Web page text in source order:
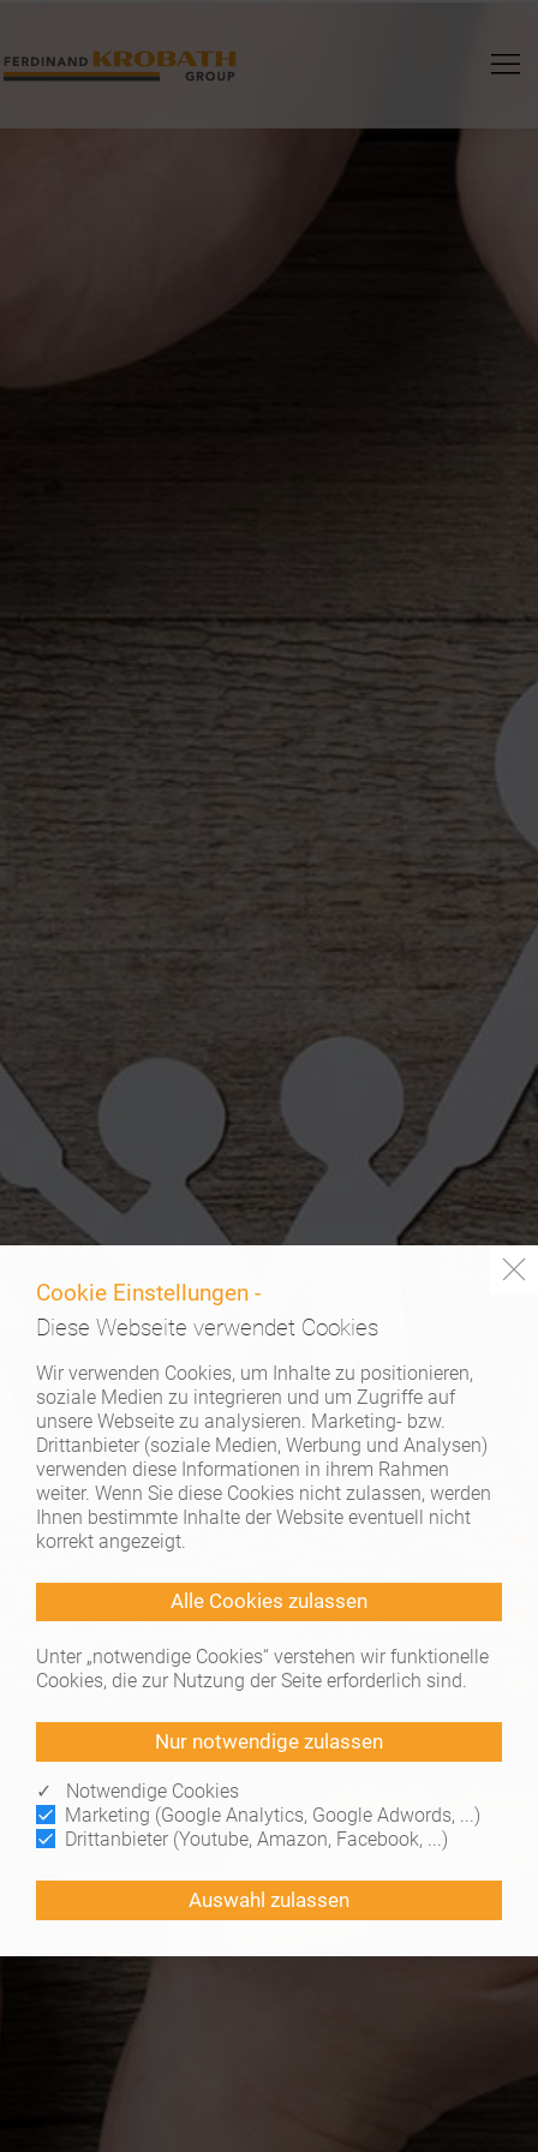
Cookie Einstellungen -
Diese Webseite verwendet Cookies
Wir verwenden Cookies, um Inhalte zu positionieren,
soziale Medien zu integrieren und um Zugriffe auf
unsere Webseite zu analysieren. Marketing- bzw.
Drittanbieter (soziale Medien, Werbung und Analysen)
verwenden diese Informationen in ihrem Rahmen
weiter. Wenn Sie diese Cookies nicht zulassen, werden
Ihnen bestimmte Inhalte der Website eventuell nicht
korrekt angezeigt.
Unter „notwendige Cookies“ verstehen wir funktionelle
Cookies, die zur Nutzung der Seite erforderlich sind.
✓ Notwendige Cookies
Marketing (Google Analytics, Google Adwords, ...)
Drittanbieter (Youtube, Amazon, Facebook, ...)